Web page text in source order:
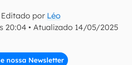
Editado por Léo
20:04 • Atualizado 14/05/2025
nossa Newsletter
inscreva-se
do Canaltech.